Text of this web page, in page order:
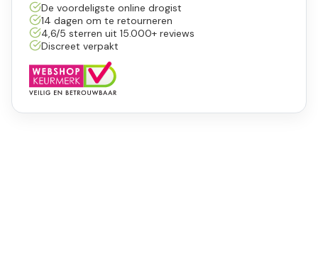
De voordeligste online drogist
14 dagen om te retourneren
4,6/5 sterren uit 15.000+ reviews
Discreet verpakt